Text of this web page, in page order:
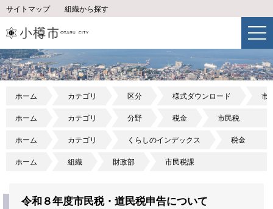
サイトマップ 組織から探す
ホーム カテゴリ 区分 様式ダウンロード 市
ホーム カテゴリ 分野 税金 市民税
ホーム カテゴリ くらしのインデックス 税金
ホーム 組織 財政部 市民税課
令和８年度市民税・道民税申告について